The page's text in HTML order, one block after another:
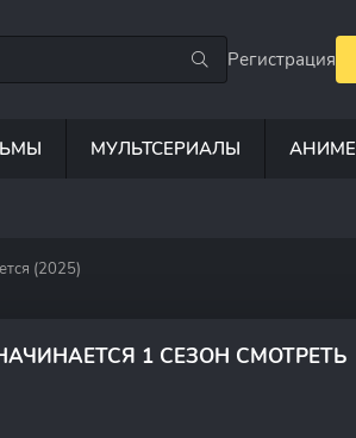
Регистрация
МУЛЬТСЕРИАЛЫ АНИМЕ
(2025)
1 СЕЗОН СМОТРЕТЬ